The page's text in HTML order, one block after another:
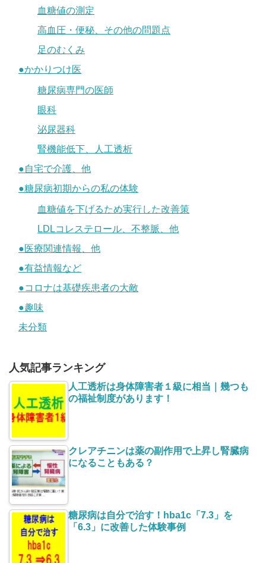
血糖値の測定
高血圧・便秘、その他の問題点
足のむくみ
●かかりつけ医
糖尿病専門の医師
眼科
泌尿器科
腎機能低下、人工透析
●自宅で介護、他
●糖尿病初期からの私の体験
血糖値を下げるため実行した改善策
LDLコレステロール、不整脈、他
●医療関連情報、他
●有益情報など
●コロナは基礎疾患者の大敵
●趣味
未分類
人気記事ランキング
人工透析は身体障害者１級に相当｜幾つも
の福祉制度があります！
クレアチニンは薬の副作用で上昇し腎臓病
になることもある？
糖尿病は自分で治す！hba1c「7.3」を
「6.3」に改善した体験事例